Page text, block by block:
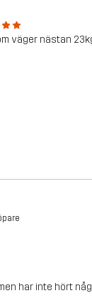
väger nästan
har inte hört